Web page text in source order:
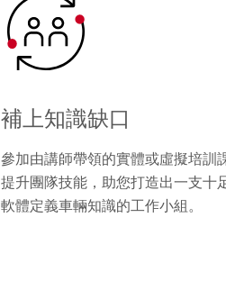
補上知識缺口
參加由講師帶領的實體或虛擬培訓
提升團隊技能，助您打造出一支十
軟體定義車輛知識的工作小組。